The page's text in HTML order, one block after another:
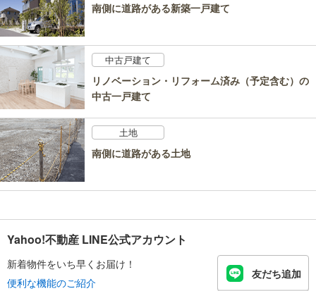
南側に道路がある新築一戸建て
中古戸建て
リノベーション・リフォーム済み（予定含む）の
中古一戸建て
土地
南側に道路がある土地
Yahoo!不動産 LINE公式アカウント
新着物件をいち早くお届け！
便利な機能のご紹介
友だち追加